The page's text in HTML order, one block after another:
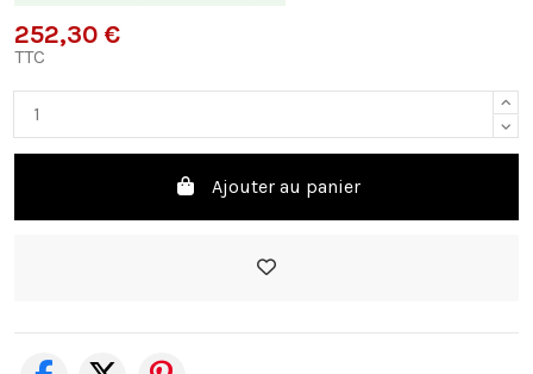
252,30 €
TTC
Ajouter au panier